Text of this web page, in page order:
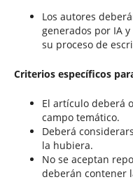
Los autores
generados por IA
su proceso de
Criterios específicos
El artículo deberá
campo temático.
Deberá
la hubiera.
No se aceptan
deberán contener